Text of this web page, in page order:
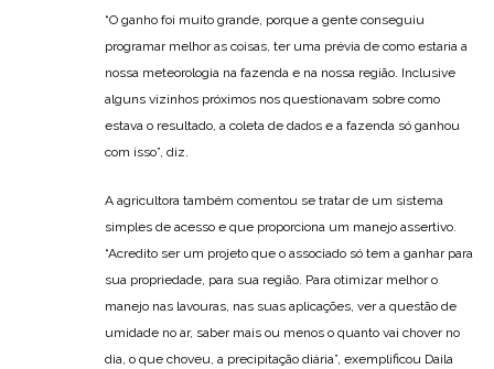
“O ganho foi muito grande, porque a gente conseguiu
programar melhor as coisas, ter uma prévia de como estaria a
nossa meteorologia na fazenda e na nossa região. Inclusive
alguns vizinhos próximos nos questionavam sobre como
estava o resultado, a coleta de dados e a fazenda só ganhou
com isso”, diz.
A agricultora também comentou se tratar de um sistema
simples de acesso e que proporciona um manejo assertivo.
“Acredito ser um projeto que o associado só tem a ganhar para
sua propriedade, para sua região. Para otimizar melhor o
manejo nas lavouras, nas suas aplicações, ver a questão de
umidade no ar, saber mais ou menos o quanto vai chover no
dia, o que choveu, a precipitação diária”, exemplificou Daila